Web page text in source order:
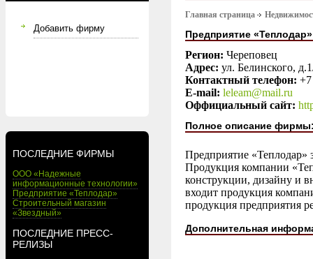
Добавить фирму
ПОСЛЕДНИЕ ФИРМЫ
ООО «Надежные
информационные технологии»
Предприятие «Теплодар»
Строительный магазин
«Звездный»
ПОСЛЕДНИЕ ПРЕСС-
РЕЛИЗЫ
Главная страница
Предприятие «Теплодар»
Регион: Череповец
Адрес: ул. Белинского,
Контактный телефон:
E-mail: leleam@mail.ru
Оффициальный сайт:
Полное описание
Предприятие
Продукция компании
конструкции, дизайну и
входит продукция
продукция предприятия
Дополнительная